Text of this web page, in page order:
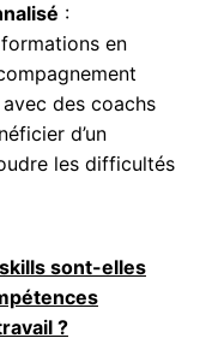
:
en
des coachs
d’un
les difficultés
sont-elles
?